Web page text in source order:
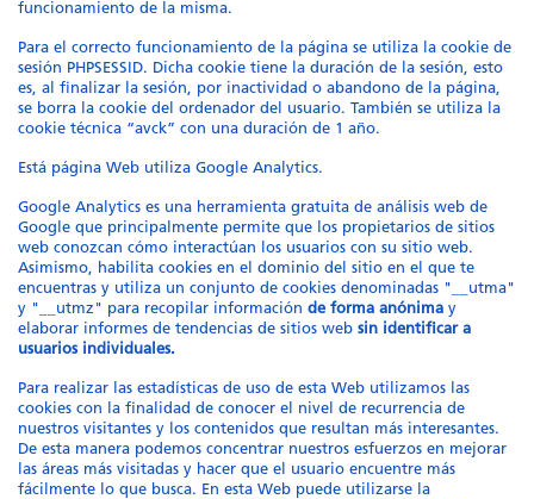
funcionamiento de la misma.
Para el correcto funcionamiento de la página se utiliza la cookie de
sesión PHPSESSID. Dicha cookie tiene la duración de la sesión, esto
es, al finalizar la sesión, por inactividad o abandono de la página,
se borra la cookie del ordenador del usuario. También se utiliza la
cookie técnica “avck” con una duración de 1 año.
Está página Web utiliza Google Analytics.
Google Analytics es una herramienta gratuita de análisis web de
Google que principalmente permite que los propietarios de sitios
web conozcan cómo interactúan los usuarios con su sitio web.
Asimismo, habilita cookies en el dominio del sitio en el que te
encuentras y utiliza un conjunto de cookies denominadas "__utma"
y "__utmz" para recopilar información de forma anónima y
elaborar informes de tendencias de sitios web sin identificar a
usuarios individuales.
Para realizar las estadísticas de uso de esta Web utilizamos las
cookies con la finalidad de conocer el nivel de recurrencia de
nuestros visitantes y los contenidos que resultan más interesantes.
De esta manera podemos concentrar nuestros esfuerzos en mejorar
las áreas más visitadas y hacer que el usuario encuentre más
fácilmente lo que busca. En esta Web puede utilizarse la